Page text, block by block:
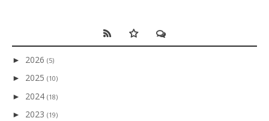
► 2026 (5)
► 2025 (10)
► 2024 (18)
► 2023 (19)